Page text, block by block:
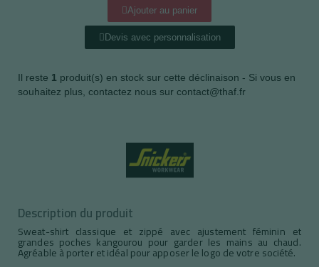
Ajouter au panier
Devis avec personnalisation
Il reste 1 produit(s) en stock sur cette déclinaison - Si vous en
souhaitez plus, contactez nous sur contact@thaf.fr
Description du produit
Sweat-shirt classique et zippé avec ajustement féminin et
grandes poches kangourou pour garder les mains au chaud.
Agréable à porter et idéal pour apposer le logo de votre société.